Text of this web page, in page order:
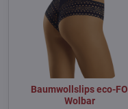
Baumwollslips eco-FO
Wolbar